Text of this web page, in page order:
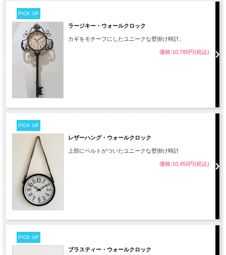
PICK UP
ラージキー・ウォールクロック
カギをモチーフにしたユニークな壁掛け時計。
価格:10,780円(税込)
PICK UP
レザーハング・ウォールクロック
上部にベルトがついたユニークな壁掛け時計
価格:10,450円(税込)
PICK UP
ブラスティー・ウォールクロック